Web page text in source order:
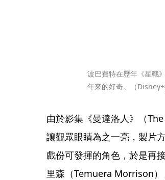
波巴費特在歷年《星戰
年來的好奇。（Disney+
由於影集《曼達洛人》（
讓觀眾眼睛為之一亮，製片
戲份可發揮的角色，於是再
里森（Temuera Morrison